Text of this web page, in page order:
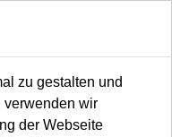
Textil/Vinyl
TEXTIL/VINYL
zu gestalten und
verwenden wir
der Webseite